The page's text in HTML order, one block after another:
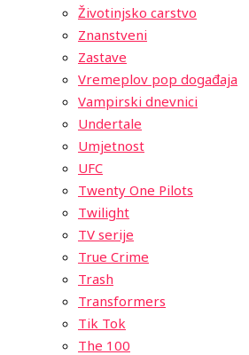
Životinjsko carstvo
Znanstveni
Zastave
Vremeplov pop događaja
Vampirski dnevnici
Undertale
Umjetnost
UFC
Twenty One Pilots
Twilight
TV serije
True Crime
Trash
Transformers
Tik Tok
The 100